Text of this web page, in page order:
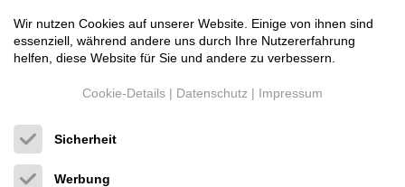
Röhren-Vollverstärker
4.395 €
Wir nutzen Cookies auf unserer Website. Einige von ihnen sind
essenziell, während andere uns durch Ihre Nutzererfahrung
helfen, diese Website für Sie und andere zu verbessern.
Cookie-Details | Datenschutz | Impressum
Sicherheit
Werbung